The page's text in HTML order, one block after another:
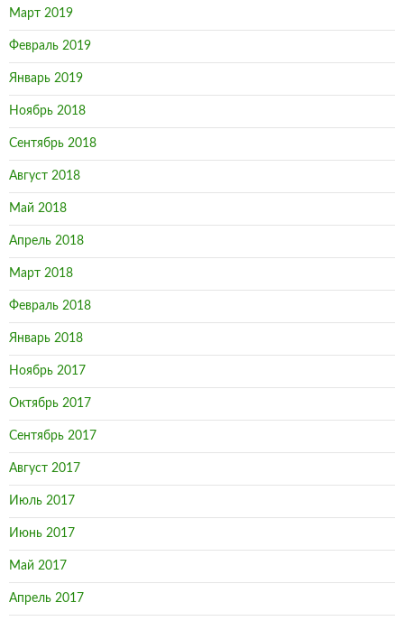
Март 2019
Февраль 2019
Январь 2019
Ноябрь 2018
Сентябрь 2018
Август 2018
Май 2018
Апрель 2018
Март 2018
Февраль 2018
Январь 2018
Ноябрь 2017
Октябрь 2017
Сентябрь 2017
Август 2017
Июль 2017
Июнь 2017
Май 2017
Апрель 2017